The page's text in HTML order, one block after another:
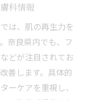
科情報
は、肌の再生力を
奈良県内でも、フ
どが注目されてお
善します。具体的
ーケアを重視し、